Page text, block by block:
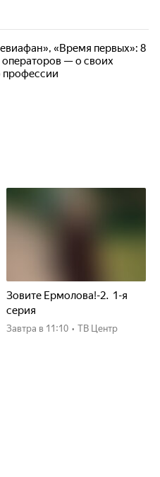
«Время первых»: 8
— о своих
профессии
Зовите Ермолова!-2. 1-я
серия
Завтра в 11:10 • ТВ Центр